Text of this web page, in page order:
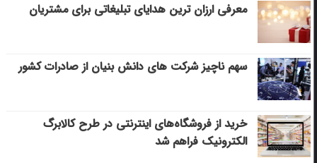
معرفی ارزان ترین هدایای تبلیغاتی برای مشتریان
سهم ناچیز شرکت های دانش بنیان از صادرات کشور
خرید از فروشگاه‌های اینترنتی در طرح کالابرگ
الکترونیک فراهم شد